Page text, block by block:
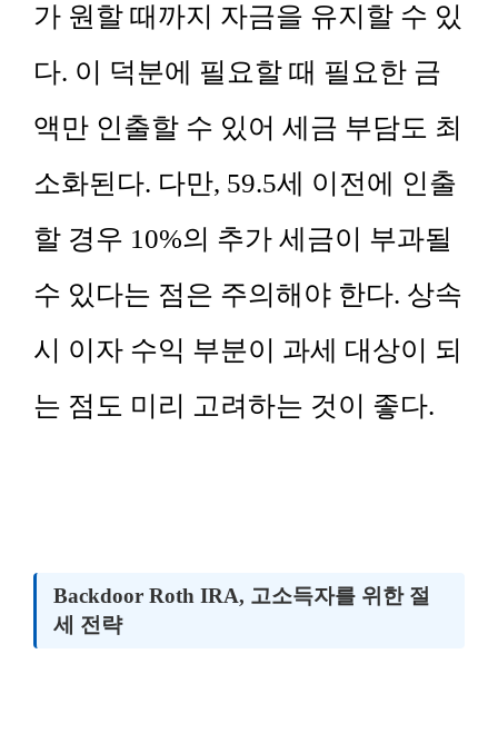
가 원할 때까지 자금을 유지할 수 있
다. 이 덕분에 필요할 때 필요한 금
액만 인출할 수 있어 세금 부담도 최
소화된다. 다만, 59.5세 이전에 인출
할 경우 10%의 추가 세금이 부과될
수 있다는 점은 주의해야 한다. 상속
시 이자 수익 부분이 과세 대상이 되
는 점도 미리 고려하는 것이 좋다.
Backdoor Roth IRA, 고소득자를 위한 절
세 전략